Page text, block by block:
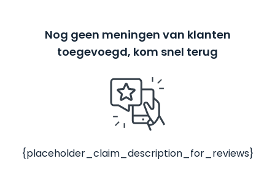
Nog geen meningen van klanten
toegevoegd, kom snel terug
{placeholder_claim_description_for_reviews}